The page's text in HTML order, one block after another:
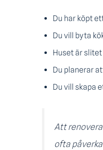
Du har köpt
Du vill byta
Huset är
Du planerar
Du vill skapa
Att
ofta